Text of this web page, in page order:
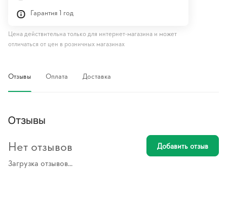
Гарантия 1 год
Цена действительна только для интернет-магазина и может
отличаться от цен в розничных магазинах
Отзывы Оплата Доставка
Отзывы
Загрузка отзывов...
Нет отзывов Добавить отзыв